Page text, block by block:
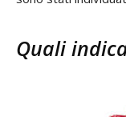
Quali